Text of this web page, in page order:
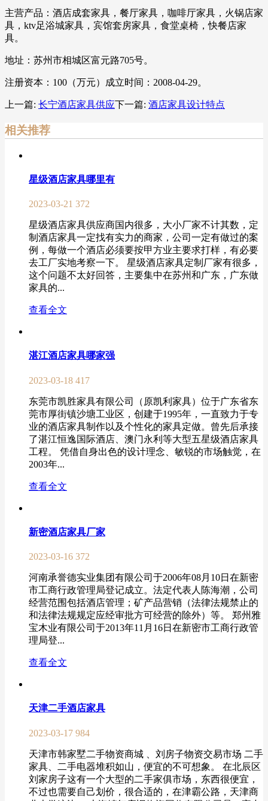
主营产品：酒店成套家具，餐厅家具，咖啡厅家具，火锅店家
具，ktv足浴城家具，宾馆套房家具，食堂桌椅，快餐店家
具。
地址：苏州市相城区富元路705号。
注册资本：100（万元）成立时间：2008-04-29。
上一篇: 长宁酒店家具供应下一篇: 酒店家具设计特点
相关推荐
星级酒店家具哪里有
2023-03-21 372
星级酒店家具供应商国内很多，大小厂家不计其数，定
制酒店家具一定找有实力的商家，公司一定有做过的案
例，每做一个酒店必须要按甲方业主要求打样，有必要
去工厂实地考察一下。 星级酒店家具定制厂家有很多，
这个问题不太好回答，主要集中在苏州和广东，广东做
家具的...
查看全文
湛江酒店家具哪家强
2023-03-18 417
东莞市凯胜家具有限公司（原凯利家具）位于广东省东
莞市厚街镇沙塘工业区，创建于1995年，一直致力于专
业的酒店家具制作以及个性化的家具定做。曾先后承接
了湛江恒逸国际酒店、澳门永利等大型五星级酒店家具
工程。 凭借自身出色的设计理念、敏锐的市场触觉，在
2003年...
查看全文
新密酒店家具厂家
2023-03-16 372
河南承誉德实业集团有限公司于2006年08月10日在新密
市工商行政管理局登记成立。法定代表人陈海潮，公司
经营范围包括酒店管理；矿产品营销（法律法规禁止的
和法律法规规定应经审批方可经营的除外）等。 郑州雅
宝木业有限公司于2013年11月16日在新密市工商行政管
理局登...
查看全文
天津二手酒店家具
2023-03-17 984
天津市韩家墅二手物资商城 、刘房子物资交易市场 二手
家具、二手电器堆积如山，便宜的不可想象。 在北辰区
刘家房子这有一个大型的二手家俱市场，东西很便宜，
不过也需要自己划价，很合适的，在津霸公路，天津商